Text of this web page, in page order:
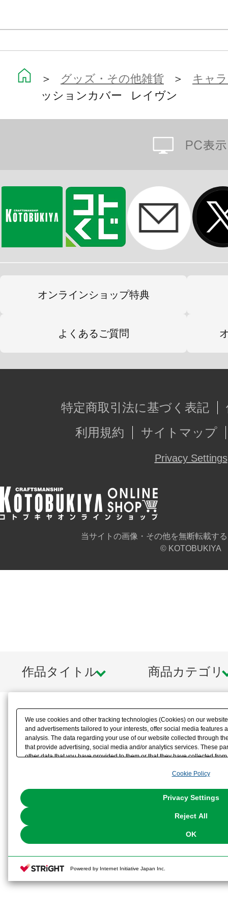
＞ グッズ・その他雑貨 ＞ キャ
ッションカバー レイヴン
オンラインショップ特典
よくあるご質問
特定商取引法に基づく表記
利用規約
サイトマップ
Privacy Settings
当サイトの画像・その他を無断転載す
© KOTOBUKIYA
作品タイトル 商品カテゴリ
We use cookies and other tracking technologies (Cookies) on our
and advertisements tailored to your interests, offer social media features
analysis. The data regarding your use of our website collected through
that provide advertising, social media and/or analytics services. These
other data that you have provided to them or that they have collected
the use of all Cookies except for Strictly Necessary Cookies, please
You can change your consent or rejection settings at any time via
Cookie Policy
Privacy Settings
Reject All
OK
Powered by Internet Initiative Japan Inc.